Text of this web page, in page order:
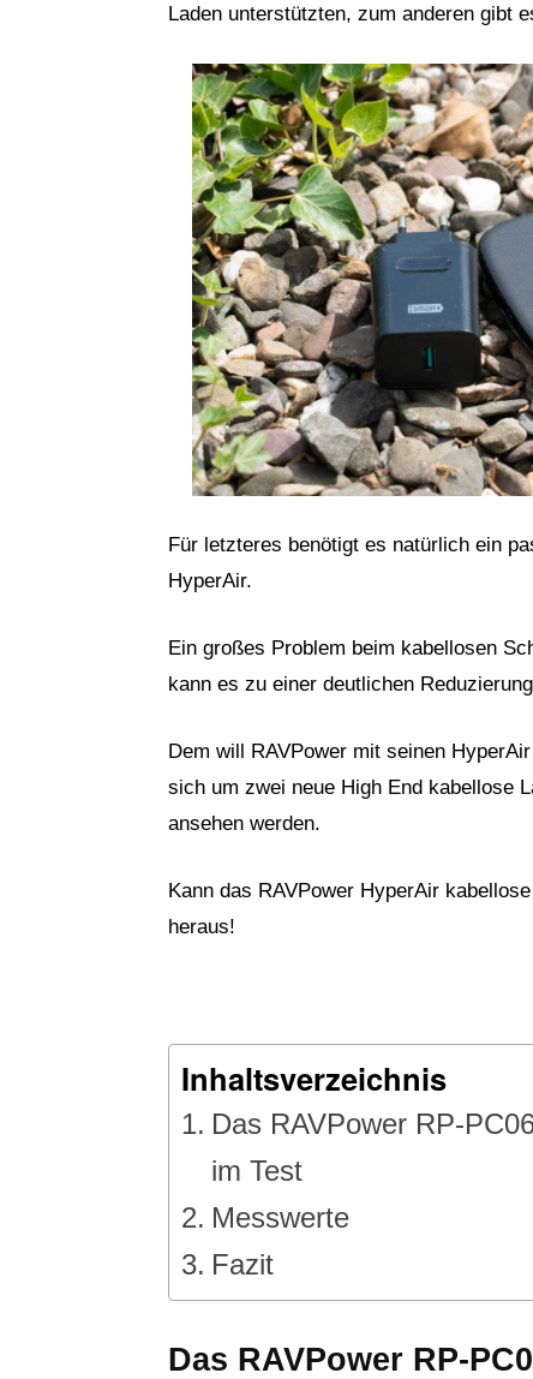
Laden unterstützten, zum anderen gibt
Für letzteres benötigt es natürlich ein
HyperAir.
Ein großes Problem beim kabellosen
kann es zu einer deutlichen
Dem will RAVPower mit seinen
sich um zwei neue High End kabellose
ansehen werden.
Kann das RAVPower HyperAir
heraus!
Inhaltsverzeichnis
Das RAVPower RP-
im Test
Messwerte
Fazit
Das RAVPower RP-